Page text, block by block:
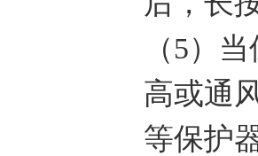
（5）
高或通
等保护